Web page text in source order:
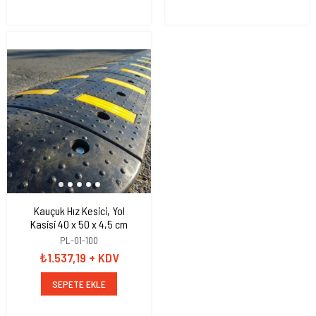
Otopark Araç Stoperi PPC
180x13x9 cm
22231 UB R
₺1.272,96 + KDV
Kauçuk Hız Kesici, Yol
Kasisi 40 x 50 x 4,5 cm
PL-01-100
₺1.537,19 + KDV
SEPETE EKLE